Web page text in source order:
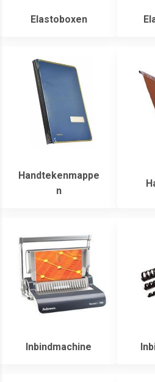
Elastoboxen
Handtekenmappe
n
Inbindmachine